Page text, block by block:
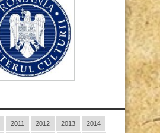
2011 2012 2013 2014